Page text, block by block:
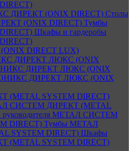
ДИРЕКТ (ONIX DIRECT) Столы
(ONIX DIRECT) Тумбы
Шкафы и гардеробы
DIRECT LUX)
ДИРЕКТ ЛЮКС (ONIX
ДИРЕКТ ЛЮКС (ONIX
ДИРЕКТ ЛЮКС (ONIX
SYSTEM DIRECT)
СИСТЕМ ДИРЕКТ (METAL
руководителя МЕТАЛ СИСТЕМ
DIRECT) Тумбы МЕТАЛ
SYSTEM DIRECT) Шкафы
SYSTEM DIRECT)